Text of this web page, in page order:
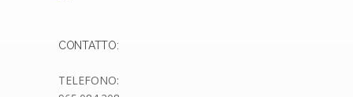
CONTATTO:
TELEFONO: